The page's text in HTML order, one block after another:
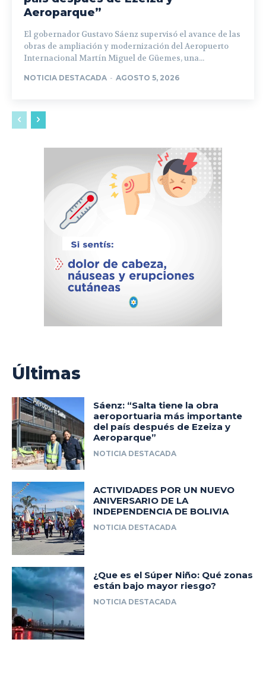
Aeroparque”
El gobernador Gustavo Sáenz supervisó el avance de las
obras de ampliación y modernización del Aeropuerto
Internacional Martín Miguel de Güemes, una...
NOTICIA DESTACADA - AGOSTO 5, 2026
Últimas
Sáenz: “Salta tiene la obra
aeroportuaria más importante
del país después de Ezeiza y
Aeroparque”
NOTICIA DESTACADA
ACTIVIDADES POR UN NUEVO
ANIVERSARIO DE LA
INDEPENDENCIA DE BOLIVIA
NOTICIA DESTACADA
¿Que es el Súper Niño: Qué zonas
están bajo mayor riesgo?
NOTICIA DESTACADA